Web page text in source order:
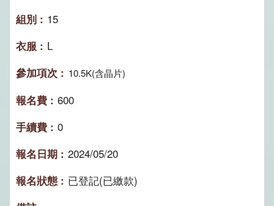
15
L
10.5K(含晶片)
600
0
2024/05/20
已登記(已繳款)